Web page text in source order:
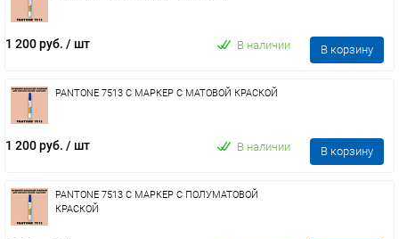
1 200 руб. / шт В наличии В корзину
PANTONE 7513 C МАРКЕР С МАТОВОЙ КРАСКОЙ
1 200 руб. / шт В наличии В корзину
PANTONE 7513 C МАРКЕР С ПОЛУМАТОВОЙ
КРАСКОЙ